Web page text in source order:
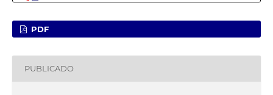
PDF
PUBLICADO